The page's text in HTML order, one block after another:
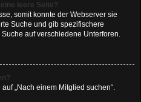
leere Seite?
somit konnte der Webserver sie
Suche und gib spezifischere
auf verschiedene Unterforen.
„Nach einem Mitglied suchen“.